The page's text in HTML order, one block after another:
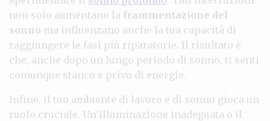
non solo aumentano la frammentazione del
sonno ma influenzano anche la tua capacità di
raggiungere le fasi più riparatorie. Il risultato è
che, anche dopo un lungo periodo di sonno, ti senti
comunque stanco e privo di energie.
Infine, il tuo ambiente di lavoro e di sonno gioca un
ruolo cruciale. Un’illuminazione inadeguata o il